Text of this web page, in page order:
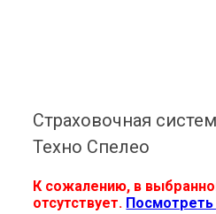
Страховочная
Техно Спелео
К сожалению, в
отсутствует. Посмотреть